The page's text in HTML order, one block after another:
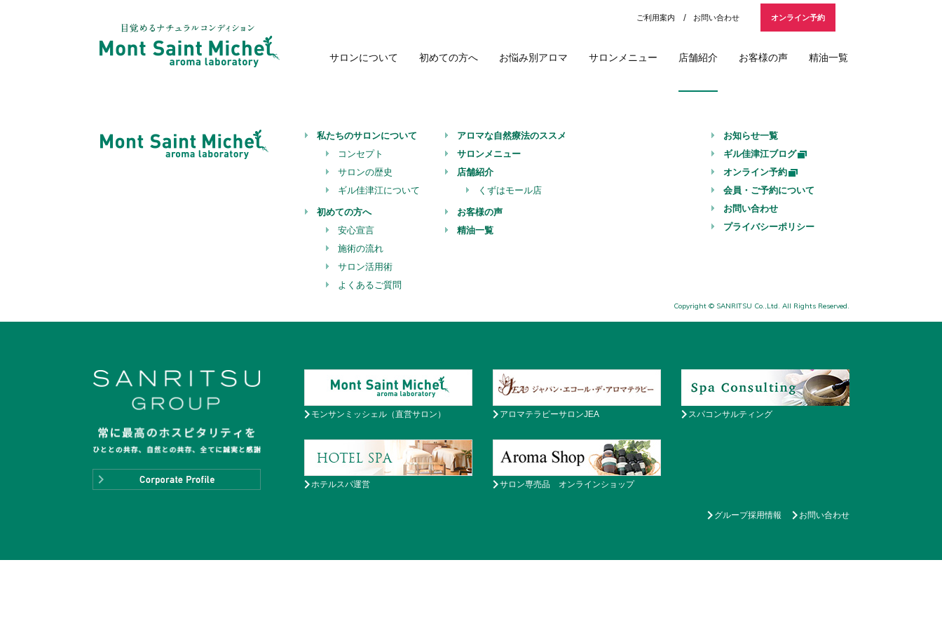
オンライン予約
お問い合わせ
ご利用案内
サロンについて 初めての方へ お悩み別アロマ サロンメニュー 店舗紹介 お客様の声 精油一覧
私たちのサロンについて
コンセプト
サロンの歴史
ギル佳津江について
初めての方へ
安心宣言
施術の流れ
サロン活用術
よくあるご質問
アロマな自然療法のススメ
サロンメニュー
店舗紹介
くずはモール店
お客様の声
精油一覧
お知らせ一覧
ギル佳津江ブログ
オンライン予約
会員・ご予約について
お問い合わせ
プライバシーポリシー
Copyright © SANRITSU Co.,Ltd. All Rights Reserved.
モンサンミッシェル（直営サロン） アロマテラピーサロンJEA スパコンサルティング
ホテルスパ運営 サロン専売品 オンラインショップ
お問い合わせ
グループ採用情報